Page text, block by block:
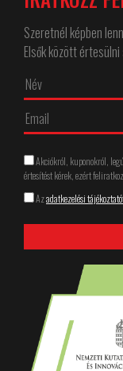
Szeretnél képben
Elsők között
Akciókról, kuponokról,
értesítést kérek, ezért
Azadatkezelési